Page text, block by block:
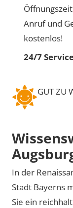
Anruf und
kostenlos!
24/7
GUT ZU
In der
Stadt Bayerns
Sie ein